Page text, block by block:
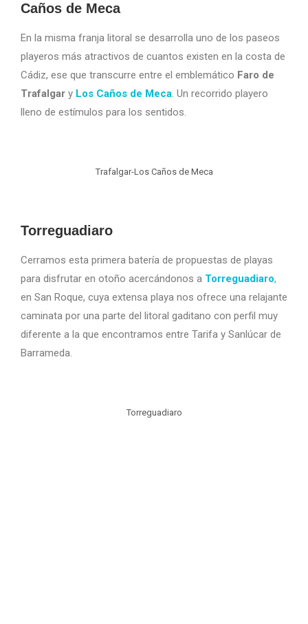
Caños de Meca
En la misma franja litoral se desarrolla uno de los paseos
playeros más atractivos de cuantos existen en la costa de
Cádiz, ese que transcurre entre el emblemático Faro de
Trafalgar y Los Caños de Meca. Un recorrido playero
lleno de estímulos para los sentidos.
Trafalgar-Los Caños de Meca
Torreguadiaro
Cerramos esta primera batería de propuestas de playas
para disfrutar en otoño acercándonos a Torreguadiaro,
en San Roque, cuya extensa playa nos ofrece una relajante
caminata por una parte del litoral gaditano con perfil muy
diferente a la que encontramos entre Tarifa y Sanlúcar de
Barrameda.
Torreguadiaro